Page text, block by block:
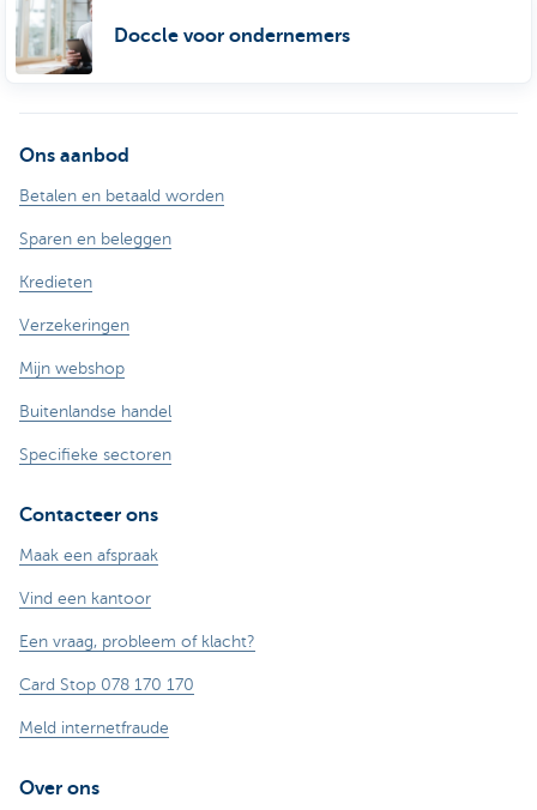
Doccle voor ondernemers
Ons aanbod
Betalen en betaald worden
Sparen en beleggen
Kredieten
Verzekeringen
Mijn webshop
Buitenlandse handel
Specifieke sectoren
Contacteer ons
Maak een afspraak
Vind een kantoor
Een vraag, probleem of klacht?
Card Stop 078 170 170
Meld internetfraude
Over ons